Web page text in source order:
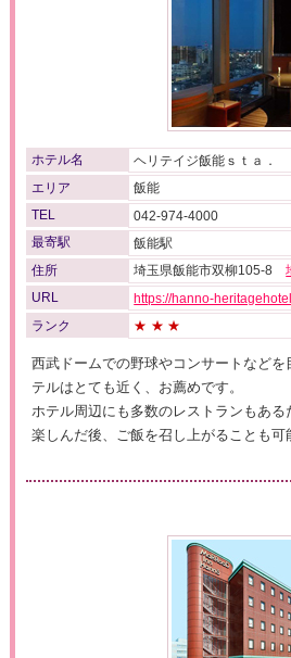
ホテル名
ヘリテイジ飯能ｓｔａ．
エリア
飯能
TEL
042-974-4000
最寄駅
飯能駅
住所
埼玉県飯能市双柳105-8
URL
https://hanno-
ランク
★★★
西武ドームでの野球やコンサートなど
テルはとても近く、お薦めです。
ホテル周辺にも多数のレストランもあ
楽しんだ後、ご飯を召し上がることも可